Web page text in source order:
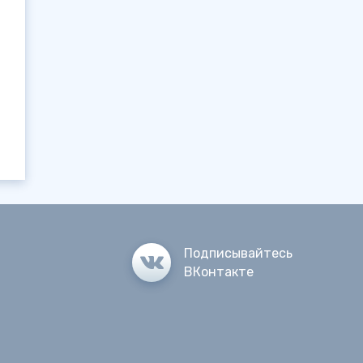
Подписывайтесь
ВКонтакте